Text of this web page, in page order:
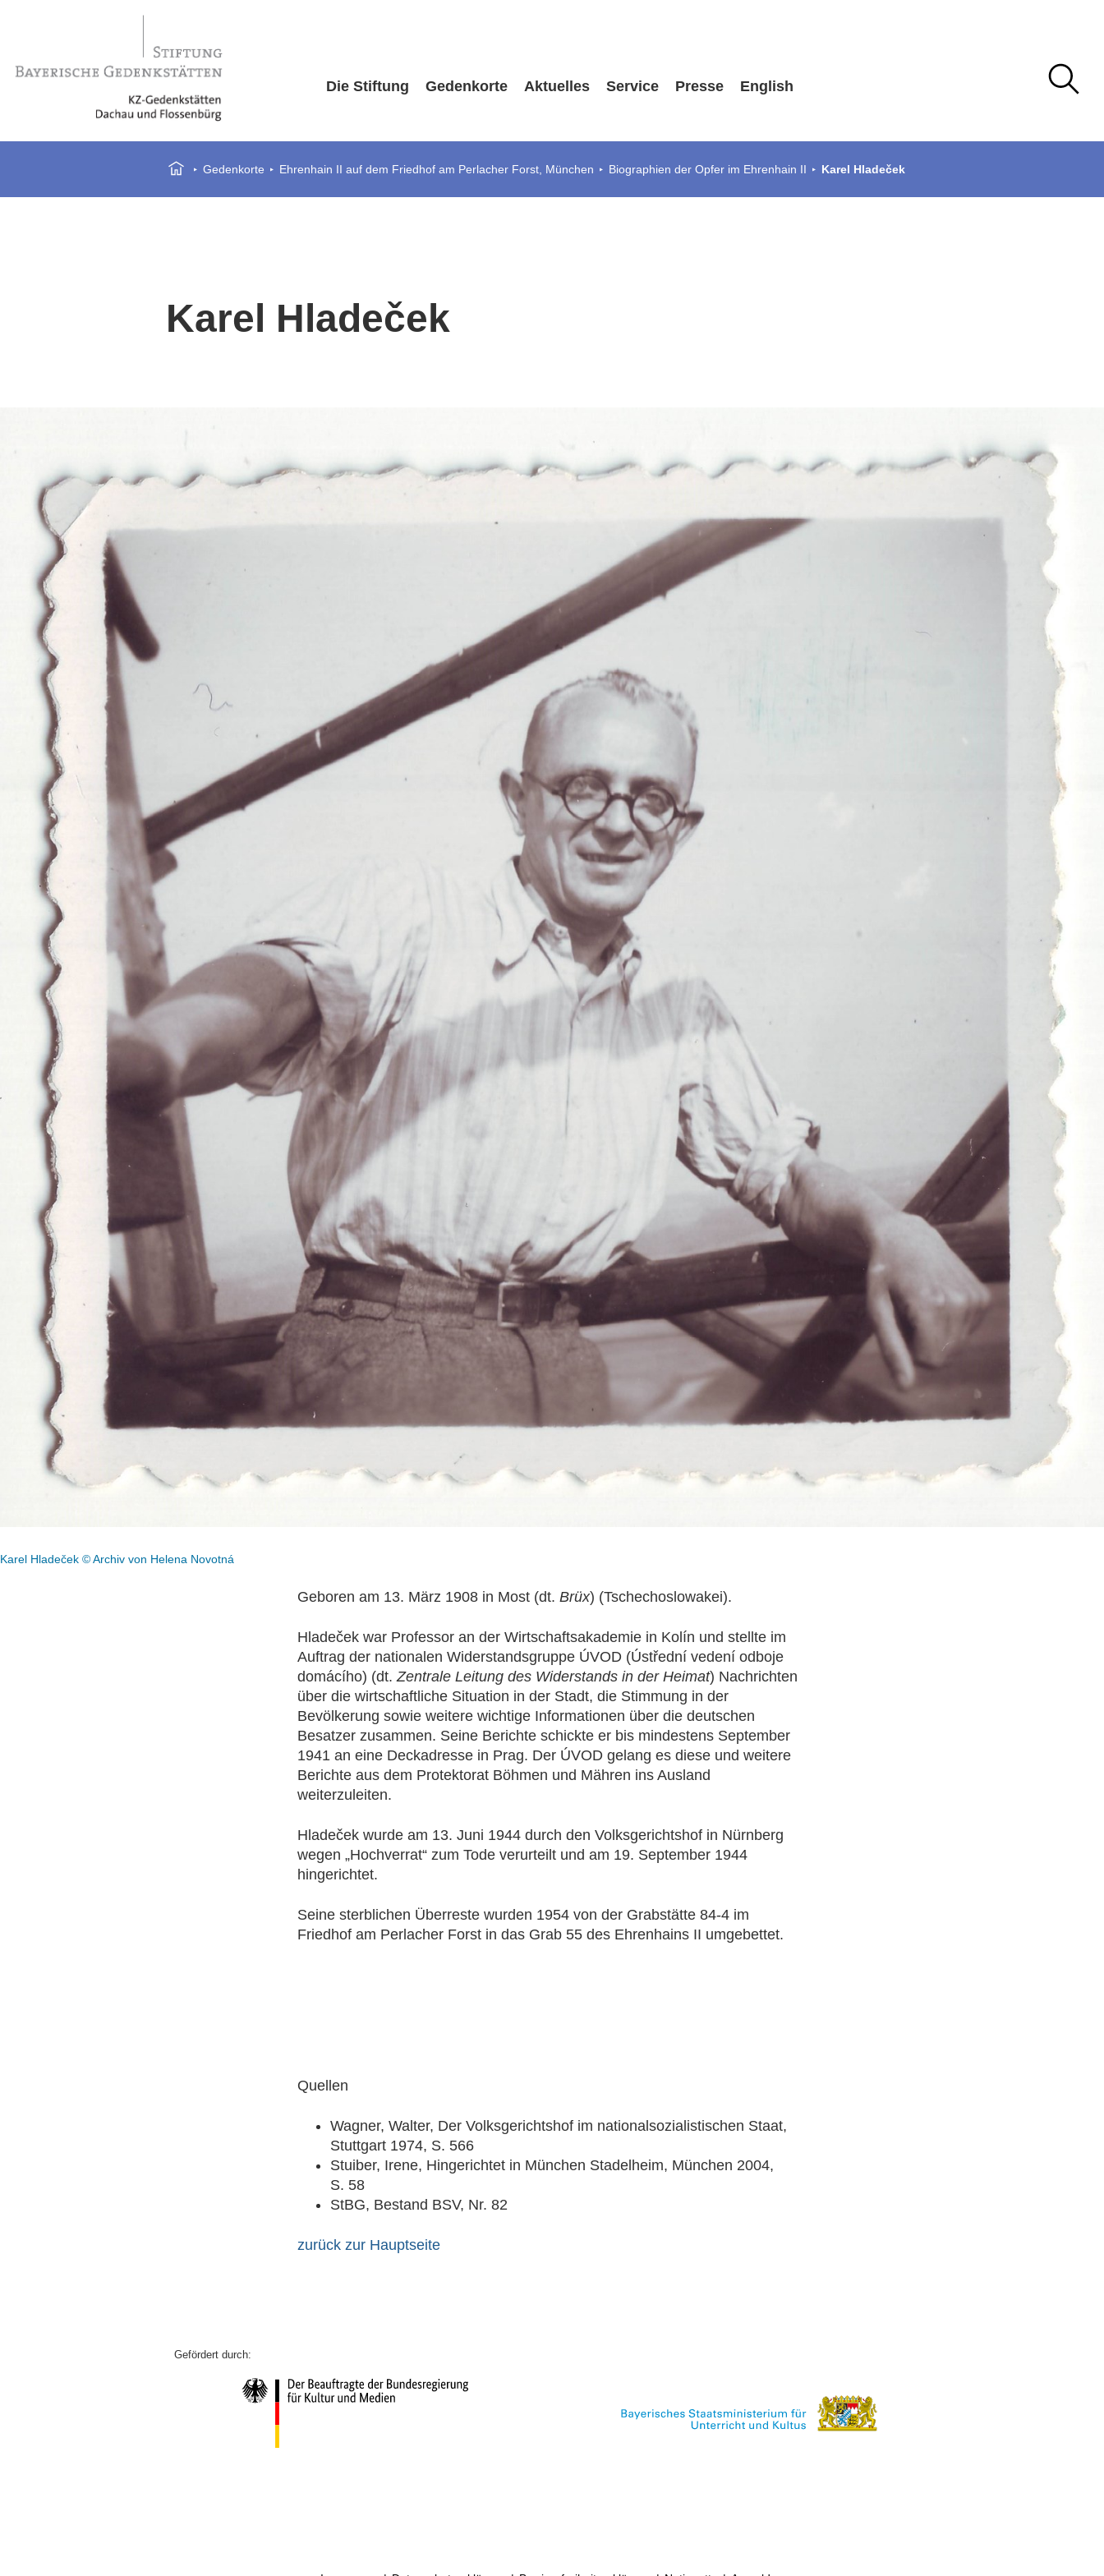
Die Stiftung Gedenkorte Aktuelles Service Presse English
Gedenkorte Ehrenhain II auf dem Friedhof am Perlacher Forst, München Biographien der Opfer im Ehrenhain II Karel Hladeček
Karel Hladeček
Karel Hladeček © Archiv von Helena Novotná
Geboren am 13. März 1908 in Most (dt. Brüx) (Tschechoslowakei).
Hladeček war Professor an der Wirtschaftsakademie in Kolín und stellte im
Auftrag der nationalen Widerstandsgruppe ÚVOD (Ústřední vedení odboje
domácího) (dt.Zentrale Leitung des Widerstands in der Heimat) Nachrichten
über die wirtschaftliche Situation in der Stadt, die Stimmung in der
Bevölkerung sowie weitere wichtige Informationen über die deutschen
Besatzer zusammen. Seine Berichte schickte er bis mindestens September
1941 an eine Deckadresse in Prag. Der ÚVOD gelang es diese und weitere
Berichte aus dem Protektorat Böhmen und Mähren ins Ausland
weiterzuleiten.
Hladeček wurde am 13. Juni 1944 durch den Volksgerichtshof in Nürnberg
wegen „Hochverrat“ zum Tode verurteilt und am 19. September 1944
hingerichtet.
Seine sterblichen Überreste wurden 1954 von der Grabstätte 84-4 im
Friedhof am Perlacher Forst in das Grab 55 des Ehrenhains II umgebettet.
Quellen
Wagner, Walter, Der Volksgerichtshof im nationalsozialistischen Staat,
Stuttgart 1974, S. 566
Stuiber, Irene, Hingerichtet in München Stadelheim, München 2004,
S. 58
StBG, Bestand BSV, Nr. 82
zurück zur Hauptseite